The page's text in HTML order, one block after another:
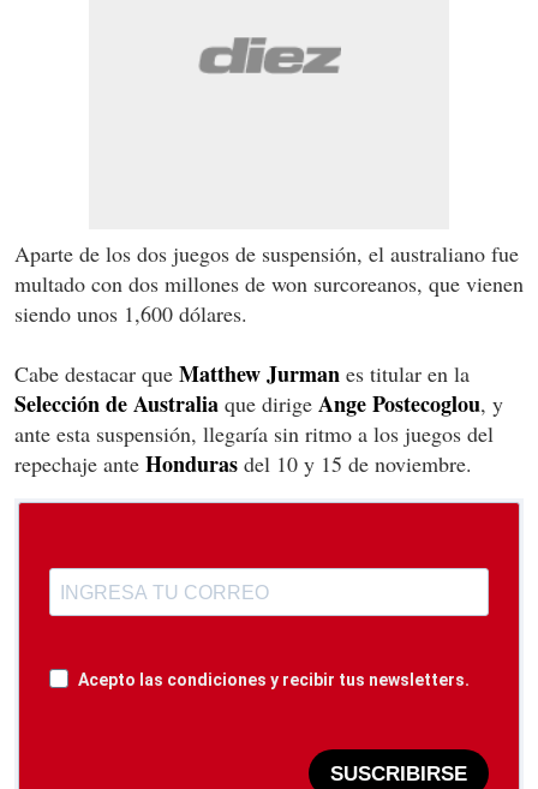
Aparte de los dos juegos de suspensión, el australiano fue
multado con dos millones de won surcoreanos, que vienen
siendo unos 1,600 dólares.
Cabe destacar que Matthew Jurman es titular en la
Selección de Australia que dirige Ange Postecoglou, y
ante esta suspensión, llegaría sin ritmo a los juegos del
repechaje ante Honduras del 10 y 15 de noviembre.
Acepto las condiciones y recibir tus newsletters.
SUSCRIBIRSE